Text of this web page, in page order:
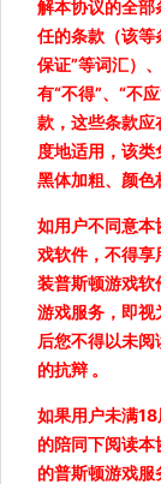
解本协议的全部
任的条款（该等
保证”等词汇）
有“不得”、“不
款，这些条款应
度地适用，该
黑体加粗、颜色
如用户不同意本
戏软件，不得享
装普斯顿游戏
游戏服务，即视
后您不得以未
的抗辩 。
如果用户未满
的陪同下阅读
的普斯顿游戏